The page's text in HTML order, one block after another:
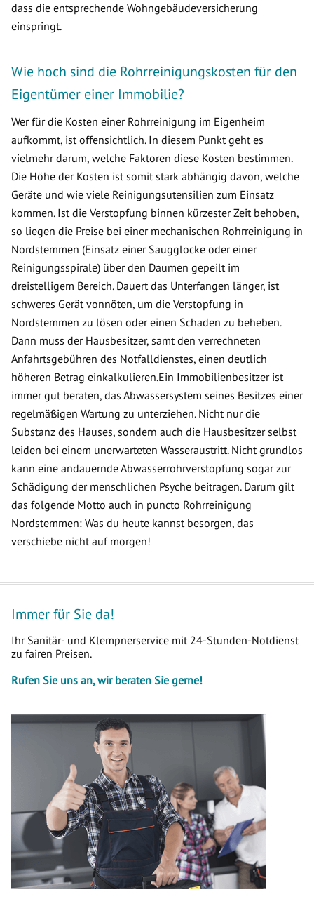
dass die entsprechende Wohngebäudeversicherung
einspringt.
Wie hoch sind die Rohrreinigungskosten für den
Eigentümer einer Immobilie?
Wer für die Kosten einer Rohrreinigung im Eigenheim
aufkommt, ist offensichtlich. In diesem Punkt geht es
vielmehr darum, welche Faktoren diese Kosten bestimmen.
Die Höhe der Kosten ist somit stark abhängig davon, welche
Geräte und wie viele Reinigungsutensilien zum Einsatz
kommen. Ist die Verstopfung binnen kürzester Zeit behoben,
so liegen die Preise bei einer mechanischen Rohrreinigung in
Nordstemmen (Einsatz einer Saugglocke oder einer
Reinigungsspirale) über den Daumen gepeilt im
dreistelligem Bereich. Dauert das Unterfangen länger, ist
schweres Gerät vonnöten, um die Verstopfung in
Nordstemmen zu lösen oder einen Schaden zu beheben.
Dann muss der Hausbesitzer, samt den verrechneten
Anfahrtsgebühren des Notfalldienstes, einen deutlich
höheren Betrag einkalkulieren.Ein Immobilienbesitzer ist
immer gut beraten, das Abwassersystem seines Besitzes einer
regelmäßigen Wartung zu unterziehen. Nicht nur die
Substanz des Hauses, sondern auch die Hausbesitzer selbst
leiden bei einem unerwarteten Wasseraustritt. Nicht grundlos
kann eine andauernde Abwasserrohrverstopfung sogar zur
Schädigung der menschlichen Psyche beitragen. Darum gilt
das folgende Motto auch in puncto Rohrreinigung
Nordstemmen: Was du heute kannst besorgen, das
verschiebe nicht auf morgen!
Immer für Sie da!
Ihr Sanitär- und Klempnerservice mit 24-Stunden-Notdienst
zu fairen Preisen.
Rufen Sie uns an, wir beraten Sie gerne!